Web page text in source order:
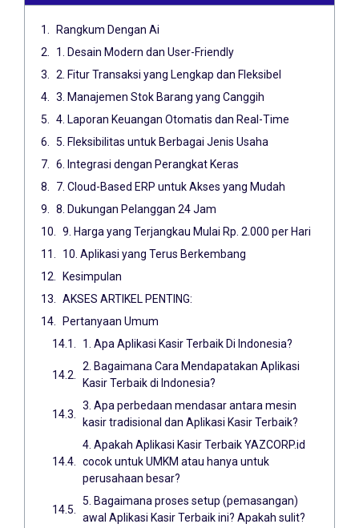
Rangkum Dengan Ai
1. Desain Modern dan User-Friendly
2. Fitur Transaksi yang Lengkap dan Fleksibel
3. Manajemen Stok Barang yang Canggih
4. Laporan Keuangan Otomatis dan Real-Time
5. Fleksibilitas untuk Berbagai Jenis Usaha
6. Integrasi dengan Perangkat Keras
7. Cloud-Based ERP untuk Akses yang Mudah
8. Dukungan Pelanggan 24 Jam
9. Harga yang Terjangkau Mulai Rp. 2.000 per Hari
10. Aplikasi yang Terus Berkembang
Kesimpulan
AKSES ARTIKEL PENTING:
Pertanyaan Umum
1. Apa Aplikasi Kasir Terbaik Di Indonesia?
2. Bagaimana Cara Mendapatakan Aplikasi
Kasir Terbaik di Indonesia?
3. Apa perbedaan mendasar antara mesin
kasir tradisional dan Aplikasi Kasir Terbaik?
4. Apakah Aplikasi Kasir Terbaik YAZCORP.id
cocok untuk UMKM atau hanya untuk
perusahaan besar?
5. Bagaimana proses setup (pemasangan)
awal Aplikasi Kasir Terbaik ini? Apakah sulit?